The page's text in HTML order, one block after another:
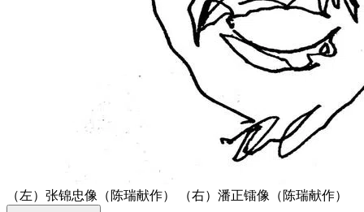
（左）张锦忠像（陈瑞献作） （右）潘正镭像（陈瑞献作）